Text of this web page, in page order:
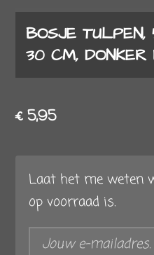
BOSJE TULPEN,
30 CM, DONKER
€ 5,95
Laat het me weten
op voorraad is.